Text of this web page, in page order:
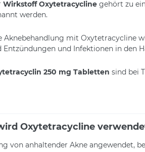
Wirkstoff Oxytetracycline gehört zu
werden.
Aknebehandlung mit Oxytetracycline
Entzündungen und Infektionen in den
250 mg Tabletten sind bei
Oxytetracycline
von anhaltender Akne angewendet,